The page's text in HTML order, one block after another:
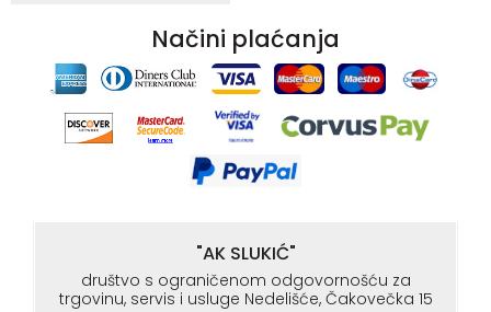
Načini plaćanja
"AK SLUKIĆ"
društvo s ograničenom odgovornošću za
trgovinu, servis i usluge Nedelišće, Čakovečka 15